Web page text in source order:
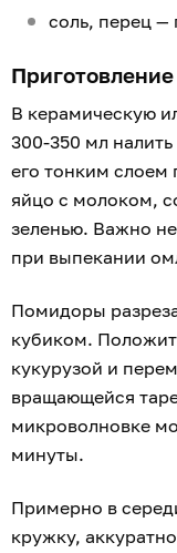
соль, перец —
Приготовление
В керамическую
300-350 мл
его тонким слоем
яйцо с молоком,
зеленью. Важно не
при выпекании
Помидоры
кубиком.
кукурузой и
вращающейся
микроволновке
минуты.
Примерно в
кружку,